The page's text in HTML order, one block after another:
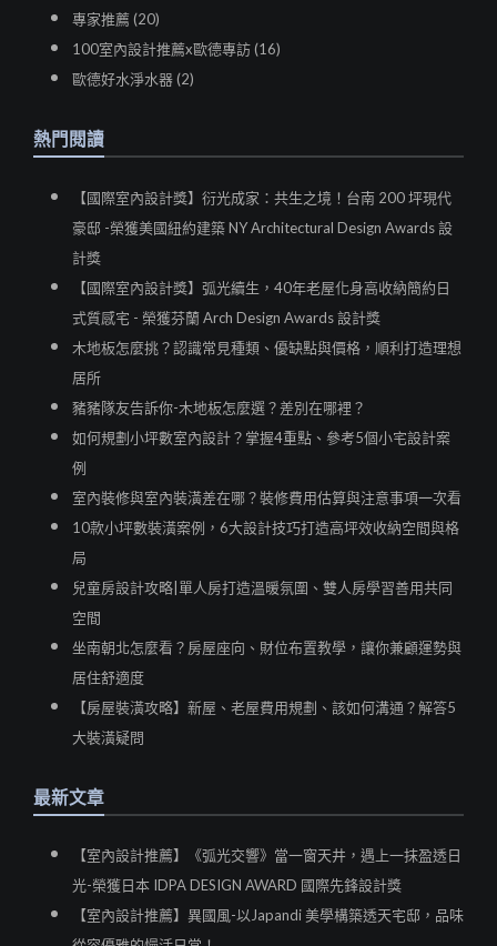
專家推薦 (20)
100室內設計推薦x歐德專訪 (16)
歐德好水淨水器 (2)
熱門閱讀
【國際室內設計獎】衍光成家：共生之境！台南 200 坪現代
豪邸 -榮獲美國紐約建築 NY Architectural Design Awards 設
計獎
【國際室內設計獎】弧光續生，40年老屋化身高收納簡約日
式質感宅 - 榮獲芬蘭 Arch Design Awards 設計獎
木地板怎麼挑？認識常見種類、優缺點與價格，順利打造理想
居所
豬豬隊友告訴你-木地板怎麼選？差別在哪裡？
如何規劃小坪數室內設計？掌握4重點、參考5個小宅設計案
例
室內裝修與室內裝潢差在哪？裝修費用估算與注意事項一次看
10款小坪數裝潢案例，6大設計技巧打造高坪效收納空間與格
局
兒童房設計攻略|單人房打造溫暖氛圍、雙人房學習善用共同
空間
坐南朝北怎麼看？房屋座向、財位布置教學，讓你兼顧運勢與
居住舒適度
【房屋裝潢攻略】新屋、老屋費用規劃、該如何溝通？解答5
大裝潢疑問
最新文章
【室內設計推薦】《弧光交響》當一窗天井，遇上一抹盈透日
光-榮獲日本 IDPA DESIGN AWARD 國際先鋒設計獎
【室內設計推薦】異國風-以Japandi 美學構築透天宅邸，品味